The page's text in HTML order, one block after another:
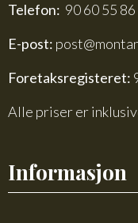
Telefon: 90 60 55 86
E-post:
Foretaksregisteret:
Alle priser er
Informasjon